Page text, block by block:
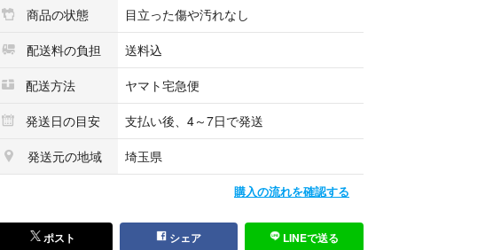
↓商品状態で気になる点がある場合に記載しています↓
【管理番号】
出品中の商品は実店舗との併用販売品を行っているものもございま
商品の状態
目立った傷や汚れなし
配送料の負担
送料込
配送方法
ヤマト宅急便
発送日の目安
支払い後、4～7日で発送
発送元の地域
埼玉県
購入の流れを確認する
ポスト シェア LINEで送る